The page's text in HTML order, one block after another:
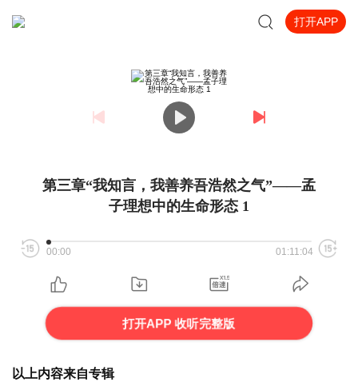
打开APP
第三章“我知言，我善养吾浩然之气”——孟
子理想中的生命形态 1
00:00 01:11:04
打开APP 收听完整版
以上内容来自专辑